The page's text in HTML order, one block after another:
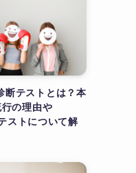
断テストとは？本
の理由や
ストについて解